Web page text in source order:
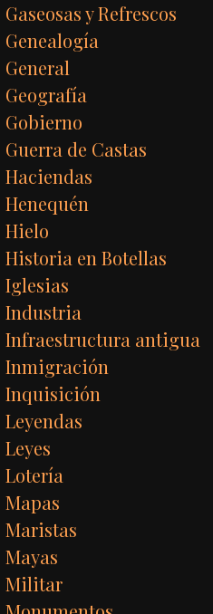
Gaseosas y Refrescos
Genealogía
General
Geografía
Gobierno
Guerra de Castas
Haciendas
Henequén
Hielo
Historia en Botellas
Iglesias
Industria
Infraestructura antigua
Inmigración
Inquisición
Leyendas
Leyes
Lotería
Mapas
Maristas
Mayas
Militar